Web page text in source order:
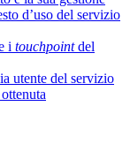
d’uso del servizio
i touchpointdel
utente del servizio